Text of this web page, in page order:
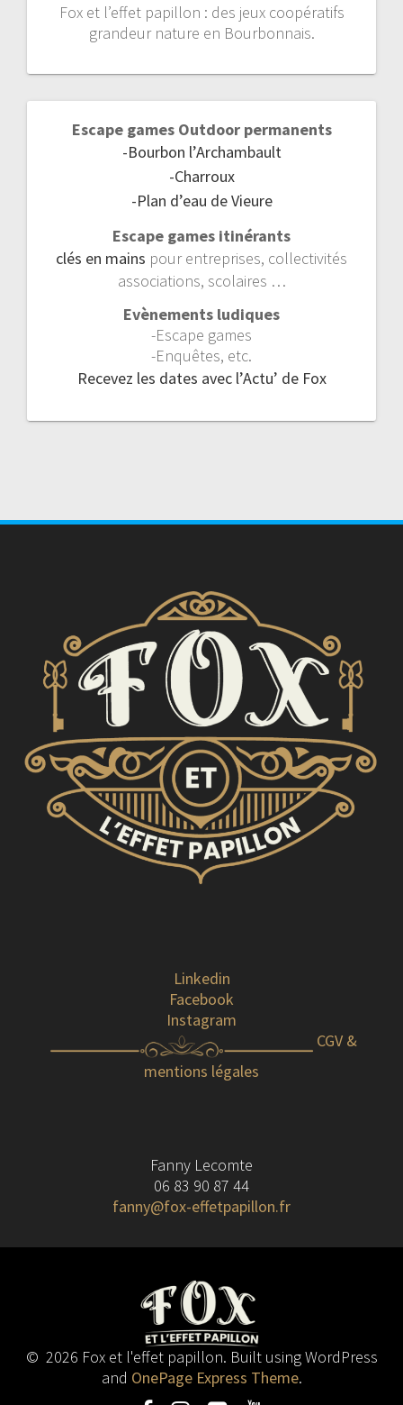
Fox et l’effet papillon : des jeux coopératifs
grandeur nature en Bourbonnais.
Escape games Outdoor permanents
-Bourbon l’Archambault
-Charroux
-Plan d’eau de Vieure
Escape games itinérants
clés en mains pour entreprises, collectivités
associations, scolaires …
Evènements ludiques
-Escape games
-Enquêtes, etc.
Recevez les dates avec l’Actu’ de Fox
Linkedin
Facebook
Instagram
CGV &
mentions légales
Fanny Lecomte
06 83 90 87 44
fanny@fox-effetpapillon.fr
© 2026 Fox et l'effet papillon. Built using WordPress
and OnePage Express Theme.